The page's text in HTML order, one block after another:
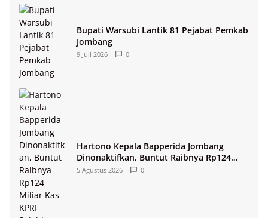
Bupati Warsubi Lantik 81 Pejabat Pemkab
Jombang
9 Juli 2026 0
Hartono Kepala Bapperida Jombang
Dinonaktifkan, Buntut Raibnya Rp124
Miliar Kas KPRI Sejahtera
5 Agustus 2026 0